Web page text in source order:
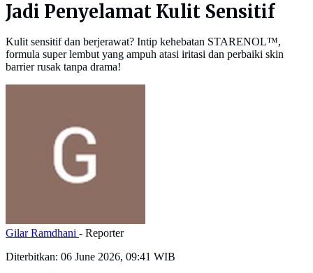
Jadi Penyelamat Kulit Sensitif
Kulit sensitif dan berjerawat? Intip kehebatan STARENOL™,
formula super lembut yang ampuh atasi iritasi dan perbaiki skin
barrier rusak tanpa drama!
Gilar Ramdhani - Reporter
Diterbitkan: 06 June 2026, 09:41 WIB